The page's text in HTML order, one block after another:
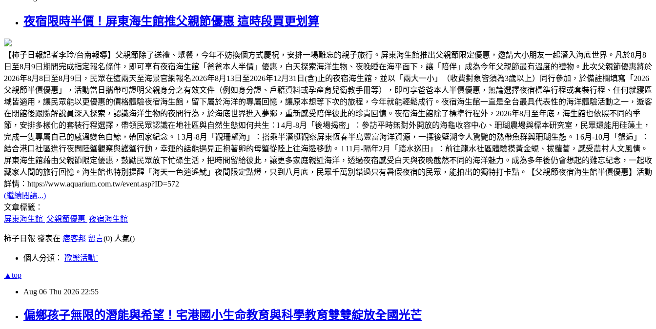
夜宿限時半價！屏東海生館推父親節優惠 這時段買更划算
【柿子日報記者李玲/台南報導】父親節除了送禮、聚餐，今年不妨換個方式慶祝，安排一場難忘的親子旅行。屏東海生館推出父親節限定優惠，邀請大小朋友一起潛入海底世界。凡於8月8
日至8月9日期間完成指定報名條件，即可享有夜宿海生館「爸爸本人半價」優惠，白天探索海洋生物、夜晚睡在海平面下，讓「陪伴」成為今年父親節最有溫度的禮物。此次父親節優惠將於
2026年8月8日至8月9日，民眾在這兩天至海景官網報名2026年8月13日至2026年12月31日(含)止的夜宿海生館，並以「兩大一小」（收費對象皆須為3歲以上）同行參加，於備註欄填寫「2026
父親節半價優惠」，活動當日攜帶可證明父親身分之有效文件（例如身分證、戶籍資料或孕產育兒衛教手冊等），即可享爸爸本人半價優惠，無論選擇夜宿標準行程或套裝行程、任何就寢區
域皆適用，讓民眾能以更優惠的價格體驗夜宿海生館，留下屬於海洋的專屬回憶，讓原本想等下次的旅程，今年就能輕鬆成行。夜宿海生館一直是全台最具代表性的海洋體驗活動之一，遊客
在閉館後跟隨解說員深入探索，認識海洋生物的夜間行為，於海底世界進入夢鄉，重新感受陪伴彼此的珍貴回憶。夜宿海生館除了標準行程外，2026年8月至年底，海生館也依照不同的季
節，安排多樣化的套裝行程選擇，帶領民眾認識在地社區與自然生態如何共生：l 4月-8月「後場揭密」：參訪平時無對外開放的海龜收容中心、珊瑚農場與標本研究室，民眾還能用硅藻土，
完成一隻專屬自己的感溫變色白鯨，帶回家紀念。 l 3月-8月「觀珊望海」：搭乘半潛艇觀察屏東恆春半島豐富海洋資源，一探後壁湖令人驚艷的熱帶魚群與珊瑚生態。 l 6月-10月「蟹逅」：
結合港口社區進行夜間陸蟹觀察與護蟹行動，幸運的話能遇見正抱著卵的母蟹從陸上往海邊移動。 l 11月-隔年2月「踏水巡田」：前往龍水社區體驗摸黃金蜆、拔蘿蔔，感受農村人文風情。
屏東海生館藉由父親節限定優惠，鼓勵民眾放下忙碌生活，把時間留給彼此，讓更多家庭親近海洋，透過夜宿感受白天與夜晚截然不同的海洋魅力。成為多年後仍會想起的難忘紀念，一起收
藏家人間的旅行回憶。海生館也特別提醒「海天一色逍遙魷」夜間限定點燈，只到八月底，民眾千萬別錯過只有暑假夜宿的民眾，能拍出的獨特打卡點。【父親節夜宿海生館半價優惠】活動
詳情：https://www.aquarium.com.tw/event.asp?ID=572
(繼續閱讀...)
文章標籤：
屏東海生館 父親節優惠 夜宿海生館
柿子日報 發表在 痞客邦 留言(0) 人氣()
個人分類： 歡樂活動ˋ
▲top
Aug 06 Thu 2026 22:55
偏鄉孩子無限的潛能與希望！宅港國小生命教育與科學教育雙雙綻放全國光芒